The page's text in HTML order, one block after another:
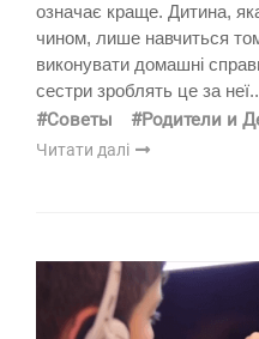
означає краще. Дитина,
чином, лише навчиться
виконувати домашні
сестри зроблять це за
#Советы #Родители и
Читати далі